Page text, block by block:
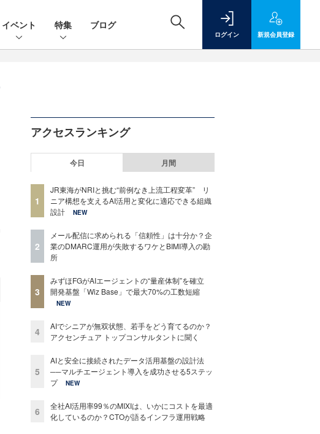
イベント 特集 ブログ
ログイン 新規会員登録
アクセスランキング
今日 月間
1
JR東海がNRIと挑む“前例なき上流工程変革” リ
ニア構想を支えるAI活用と変化に適応できる組織
設計
NEW
2
メール配信に求められる「信頼性」は十分か？企
業のDMARC運用が失敗するワケとBIMI導入の勘
所
3
みずほFGがAIエージェントの“量産体制”を確立
開発基盤「Wiz Base」で最大70%の工数短縮
NEW
4
AIでシニアが無双状態、若手をどう育てるのか？
アクセンチュア トップコンサルタントに聞く
5
AIと安全に接続されたデータ活用基盤の設計法
──マルチエージェント導入を成功させる5ステッ
プ
NEW
6
全社AI活用率99％のMIXIは、いかにコストを最適
化しているのか？CTOが語るインフラ運用戦略